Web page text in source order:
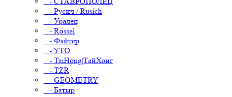
- Русич / Rusich
- Уралец
- Rossel
- Файтер
- YTO
- TaiHong|ТайХонг
- TZR
- GEOMETRY
- Батыр